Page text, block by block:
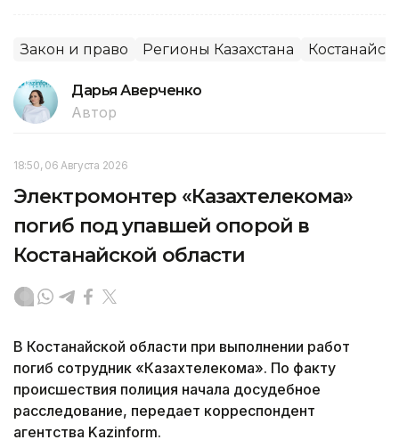
Закон и право Регионы Казахстана
Дарья Аверченко
Автор
18:50, 06 Августа 2026
Электромонтер «Казахтелекома»
погиб под упавшей опорой в
Костанайской области
В Костанайской области при выполнении работ
погиб сотрудник «Казахтелекома». По факту
происшествия полиция начала досудебное
расследование, передает корреспондент
агентства Kazinform.